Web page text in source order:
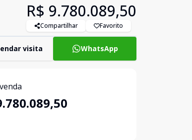
R$ 9.780.089,50
Compartilhar Favorito
visita WhatsApp